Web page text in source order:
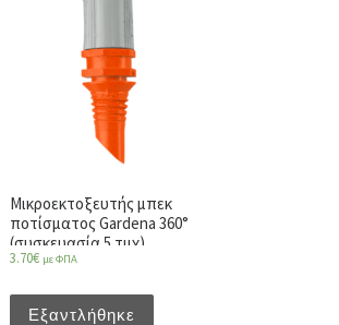
Μικροεκτοξευτής μπεκ
ποτίσματος Gardena 360°
(συσκευασία 5 τμχ)
3.70€ με ΦΠΑ
Εξαντλήθηκε